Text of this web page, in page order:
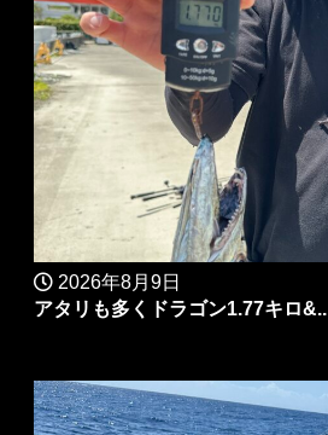
2026年8月9日
アタリも多くドラゴン1.77キロ&..